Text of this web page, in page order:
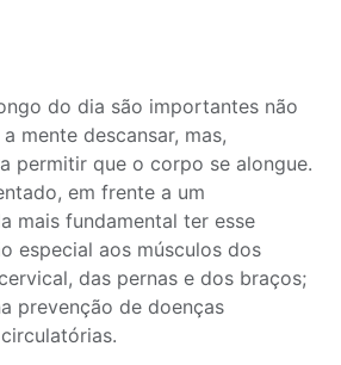
do dia são importantes não
mente descansar, mas,
permitir que o corpo se alongue.
em frente a um
mais fundamental ter esse
especial aos músculos dos
das pernas e dos braços;
prevenção de doenças